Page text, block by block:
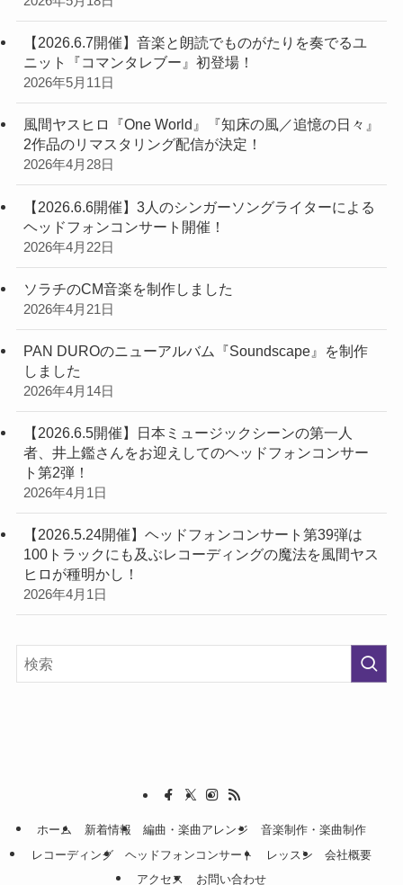
【2026.6.7開催】音楽と朗読でものがたりを奏でるユ
ニット『コマンタレブー』初登場！
2026年5月11日
風間ヤスヒロ『One World』『知床の風／追憶の日々』
2作品のリマスタリング配信が決定！
2026年4月28日
【2026.6.6開催】3人のシンガーソングライターによる
ヘッドフォンコンサート開催！
2026年4月22日
ソラチのCM音楽を制作しました
2026年4月21日
PAN DUROのニューアルバム『Soundscape』を制作
しました
2026年4月14日
【2026.6.5開催】日本ミュージックシーンの第一人
者、井上鑑さんをお迎えしてのヘッドフォンコンサー
ト第2弾！
2026年4月1日
【2026.5.24開催】ヘッドフォンコンサート第39弾は
100トラックにも及ぶレコーディングの魔法を風間ヤス
ヒロが種明かし！
2026年4月1日
ホーム 新着情報 編曲・楽曲アレンジ
音楽制作・楽曲制作
レコーディング
ヘッドフォンコンサート レッスン
会社概要
アクセス
お問い合わせ